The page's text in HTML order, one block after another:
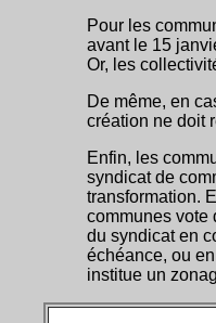
Pour les
avant le 15
Or, les
De même, en
création ne doit
Enfin, les
syndicat de
transformation.
communes vote
du syndicat en
échéance, ou
institue un